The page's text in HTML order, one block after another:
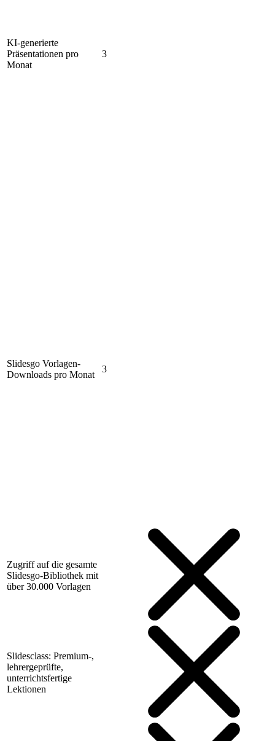
KI-generierte
Präsentationen pro
Monat
3
Slidesgo Vorlagen-
Downloads pro Monat
3
Zugriff auf die gesamte
Slidesgo-Bibliothek mit
über 30.000 Vorlagen
Slidesclass: Premium-,
lehrergeprüfte,
unterrichtsfertige
Lektionen